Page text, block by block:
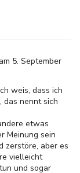
5. September
weis, dass ich
das nennt sich
etwas
Meinung sein
zerstöre, aber es
vielleicht
und sogar